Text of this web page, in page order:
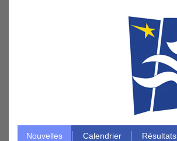
Nouvelles Calendrier Résultats